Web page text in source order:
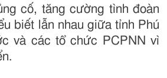
cố, tăng cường tình đoàn
biết lẫn nhau giữa tỉnh Phú
và các tổ chức PCPNN vì